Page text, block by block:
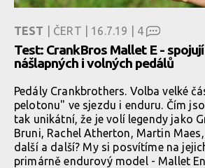
TEST | ČERT | 16.7.19 | 4
Test: CrankBros Mallet E -
nášlapných i volných pedálů
Pedály Crankbrothers. Volba velké
pelotonu" ve sjezdu i enduru. Čím
tak unikátní, že je volí legendy jako
Bruni, Rachel Atherton, Martin
další a další? My si posvítíme na
primárně endurový model - Mallet